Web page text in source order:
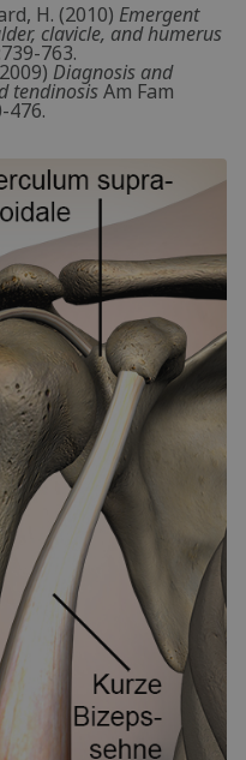
H. (2010) Emergent
clavicle, and humerus
763.
Diagnosis and
tendinosisAm Fam
476.